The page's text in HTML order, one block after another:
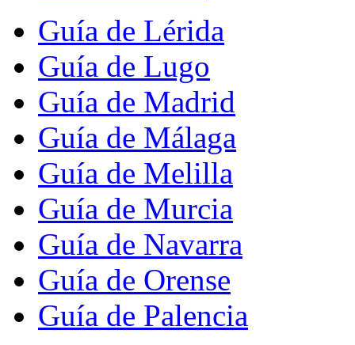
Guía de Lérida
Guía de Lugo
Guía de Madrid
Guía de Málaga
Guía de Melilla
Guía de Murcia
Guía de Navarra
Guía de Orense
Guía de Palencia